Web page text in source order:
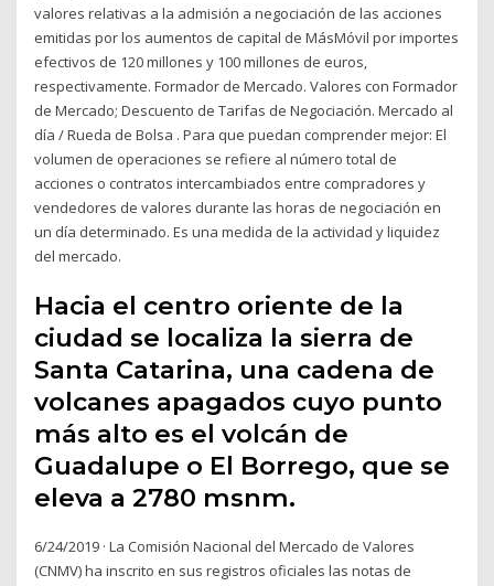
valores relativas a la admisión a negociación de las acciones
emitidas por los aumentos de capital de MásMóvil por importes
efectivos de 120 millones y 100 millones de euros,
respectivamente. Formador de Mercado. Valores con Formador
de Mercado; Descuento de Tarifas de Negociación. Mercado al
día / Rueda de Bolsa . Para que puedan comprender mejor: El
volumen de operaciones se refiere al número total de
acciones o contratos intercambiados entre compradores y
vendedores de valores durante las horas de negociación en
un día determinado. Es una medida de la actividad y liquidez
del mercado.
Hacia el centro oriente de la
ciudad se localiza la sierra de
Santa Catarina, una cadena de
volcanes apagados cuyo punto
más alto es el volcán de
Guadalupe o El Borrego, que se
eleva a 2780 msnm.
6/24/2019 · La Comisión Nacional del Mercado de Valores
(CNMV) ha inscrito en sus registros oficiales las notas de